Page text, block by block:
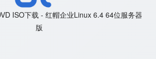
ISO下载 - 红帽企业Linux 6.4 64位服务器
版